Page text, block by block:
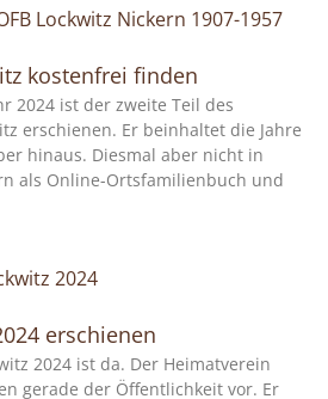
kostenfrei finden
2024 ist der zweite Teil des
erschienen. Er beinhaltet die Jahre
hinaus. Diesmal aber nicht in
als Online-Ortsfamilienbuch und
erschienen
2024 ist da. Der Heimatverein
gerade der Öffentlichkeit vor. Er